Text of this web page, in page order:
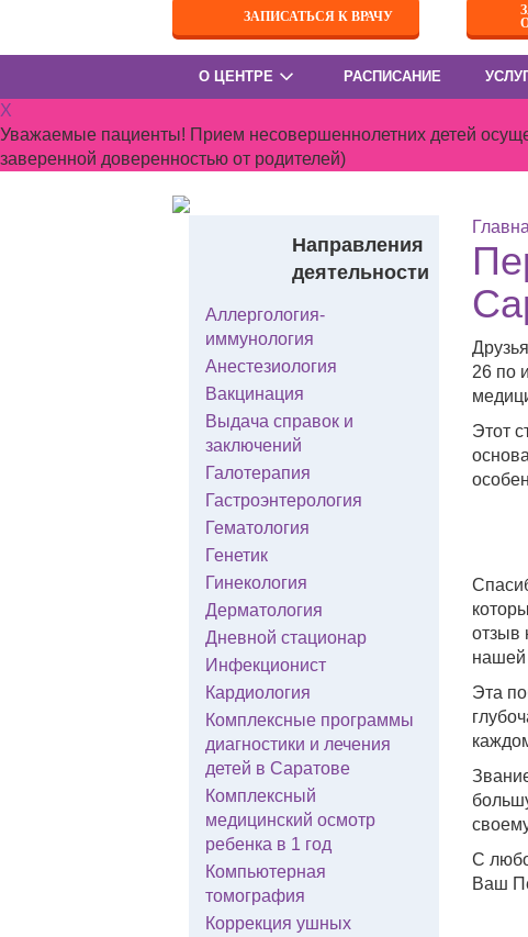
ЗАПИСАТЬСЯ К ВРАЧУ
О ЦЕНТРЕ РАСПИСАНИЕ
X
Уважаемые пациенты! Прием несовершеннолетних детей
заверенной доверенностью от родителей)
26 по
Этот
отзыв
нашей
Эта
С
Ваш
Направления
деятельности
Аллергология-
иммунология
Анестезиология
Вакцинация
Выдача справок и
заключений
Галотерапия
Гастроэнтерология
Гематология
Генетик
Гинекология
Дерматология
Дневной стационар
Инфекционист
Кардиология
Комплексные программы
диагностики и лечения
детей в Саратове
Комплексный
медицинский осмотр
ребенка в 1 год
Компьютерная
томография
Коррекция ушных